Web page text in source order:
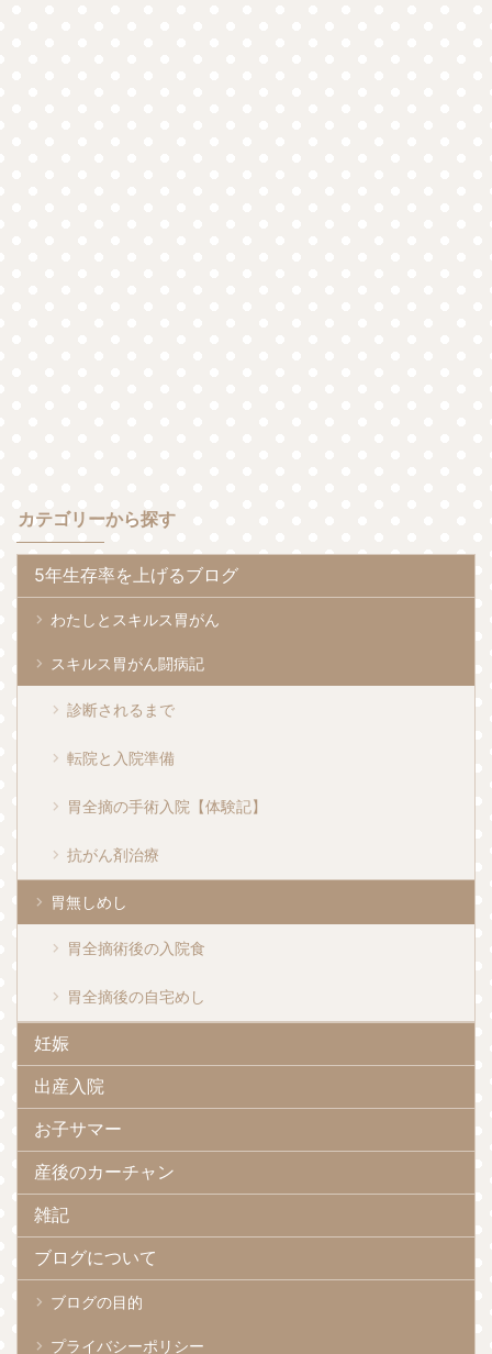
カテゴリーから探す
5年生存率を上げるブログ
わたしとスキルス胃がん
スキルス胃がん闘病記
診断されるまで
転院と入院準備
胃全摘の手術入院【体験記】
抗がん剤治療
胃無しめし
胃全摘術後の入院食
胃全摘後の自宅めし
妊娠
出産入院
お子サマー
産後のカーチャン
雑記
ブログについて
ブログの目的
プライバシーポリシー